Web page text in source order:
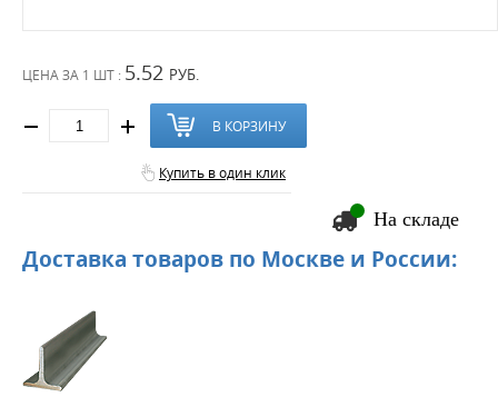
ЦЕНА ЗА 1 ШТ : 5.52 РУБ.
В КОРЗИНУ
Купить в один клик
На складе
Доставка товаров по Москве и России: